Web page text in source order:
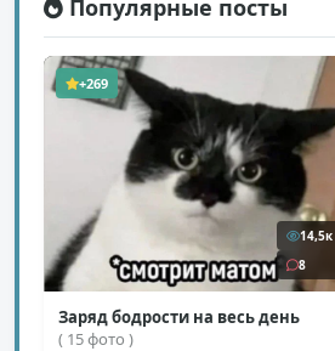
Популярные посты
+269
14,5к
8
Заряд бодрости на весь день
( 15 фото )